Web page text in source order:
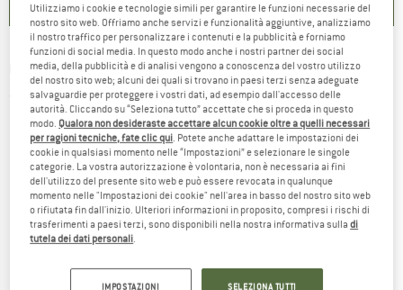
CHILLAZ - Homo Mons Velo - T-shirt
(0)
Utilizziamo i cookie e tecnologie simili per garantire le funzioni necessarie del
nostro sito web. Offriamo anche servizi e funzionalità aggiuntive, analizziamo
il nostro traffico per personalizzare i contenuti e la pubblicità e forniamo
funzioni di social media. In questo modo anche i nostri partner dei social
media, della pubblicità e di analisi vengono a conoscenza del vostro utilizzo
del nostro sito web; alcuni dei quali si trovano in paesi terzi senza adeguate
salvaguardie per proteggere i vostri dati, ad esempio dall'accesso delle
autorità. Cliccando su “Seleziona tutto” accettate che si proceda in questo
modo. Qualora non desideraste accettare alcun cookie oltre a quelli necessari
per ragioni tecniche, fate clic qui. Potete anche adattare le impostazioni dei
cookie in qualsiasi momento nelle “Impostazioni” e selezionare le singole
categorie. La vostra autorizzazione è volontaria, non è necessaria ai fini
dell'utilizzo del presente sito web e può essere revocata in qualunque
momento nelle "Impostazioni dei cookie" nell'area in basso del nostro sito web
o rifiutata fin dall'inizio. Ulteriori informazioni in proposito, compresi i rischi di
trasferimenti a paesi terzi, sono disponibili nella nostra informativa sulladi
tutela dei dati personali.
IMPOSTAZIONI SELEZIONA TUTTI